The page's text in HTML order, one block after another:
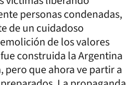
personas condenadas,
de un cuidadoso
de los valores
construida la Argentina
pero que ahora ve partir a